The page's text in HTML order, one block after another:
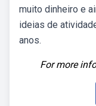
muito dinheiro e
ideias de
anos.
For more